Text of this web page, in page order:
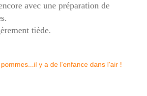
avec une préparation de
tiède.